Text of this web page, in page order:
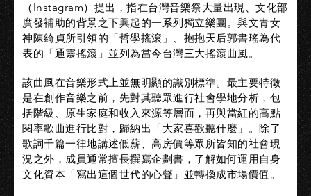
（Instagram）提出，指在台灣音樂祭大量出現、文化部
廣發補助的背景之下興起的一系列獨立樂團。與文青女
神陳綺貞所引領的「哲學搖滾」、抱抱天后郭書瑤為代
表的「通靈搖滾」並列為當今台灣三大搖滾曲風。​​
該曲風在音樂形式上並無明顯的識別標準。最主要特徵
是在創作音樂之前，先對其聽眾進行社會學地分析，包
括階級、原生家庭和收入來源等層面，再與當紅的高點
閱率歌曲進行比對，歸納出「大家喜歡聽什麼」。除了
歌詞千篇一律地講述低薪、高房價等眾所皆知的社會現
況之外，成員通常擅長撰寫企劃書，了解如何運用自身
文化資本「寫出這個世代的心聲」並轉換成市場價值。​